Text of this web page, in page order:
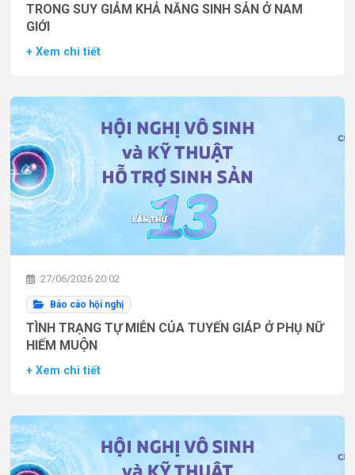
TRONG SUY GIẢM KHẢ NĂNG SINH SẢN Ở NAM
GIỚI
+ Xem chi tiết
27/06/2026 20:02
Báo cáo hội nghị
TÌNH TRẠNG TỰ MIỄN CỦA TUYẾN GIÁP Ở PHỤ NỮ
HIẾM MUỘN
+ Xem chi tiết